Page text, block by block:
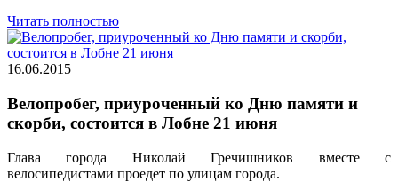
Читать полностью
16.06.2015
Велопробег, приуроченный ко Дню памяти и
скорби, состоится в Лобне 21 июня
Глава города Николай Гречишников вместе с
велосипедистами проедет по улицам города.